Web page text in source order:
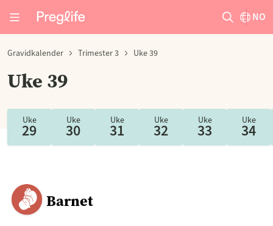
NO
Gravidkalender Trimester 3 Uke 39
Uke 39
Uke
29
Uke
30
Uke
31
Uke
32
Uke
33
Uke
34
Barnet